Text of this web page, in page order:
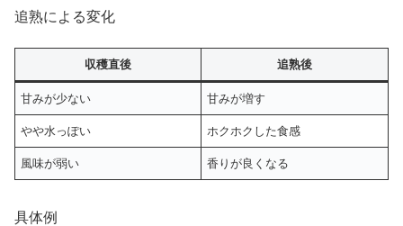
追熟による変化
収穫直後 追熟後
甘みが少ない 甘みが増す
やや水っぽい ホクホクした食感
風味が弱い 香りが良くなる
具体例